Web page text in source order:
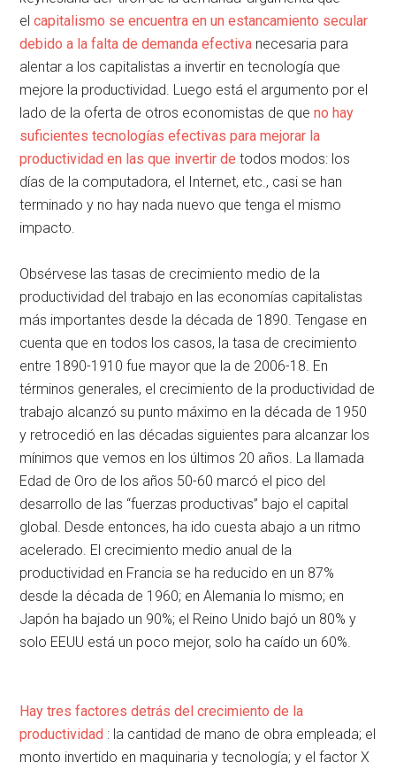
elcapitalismo se encuentra en un estancamiento secular
debido a la falta de demanda efectiva necesaria para
alentar a los capitalistas a invertir en tecnología que
mejore la productividad. Luego está el argumento por el
lado de la oferta de otros economistas de queno hay
suficientes tecnologías efectivas para mejorar la
productividad en las que invertir de todos modos: los
días de la computadora, el Internet, etc., casi se han
terminado y no hay nada nuevo que tenga el mismo
impacto.
Obsérvese las tasas de crecimiento medio de la
productividad del trabajo en las economías capitalistas
más importantes desde la década de 1890. Tengase en
cuenta que en todos los casos, la tasa de crecimiento
entre 1890-1910 fue mayor que la de 2006-18. En
términos generales, el crecimiento de la productividad de
trabajo alcanzó su punto máximo en la década de 1950
y retrocedió en las décadas siguientes para alcanzar los
mínimos que vemos en los últimos 20 años. La llamada
Edad de Oro de los años 50-60 marcó el pico del
desarrollo de las “fuerzas productivas” bajo el capital
global. Desde entonces, ha ido cuesta abajo a un ritmo
acelerado. El crecimiento medio anual de la
productividad en Francia se ha reducido en un 87%
desde la década de 1960; en Alemania lo mismo; en
Japón ha bajado un 90%; el Reino Unido bajó un 80% y
solo EEUU está un poco mejor, solo ha caído un 60%.
Hay tres factores detrás del crecimiento de la
productividad : la cantidad de mano de obra empleada; el
monto invertido en maquinaria y tecnología; y el factor X